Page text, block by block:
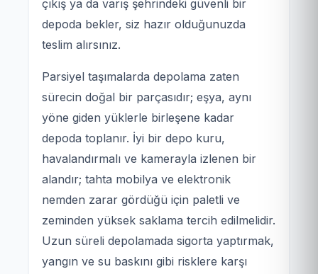
çıkış ya da varış şehrindeki güvenli bir
depoda bekler, siz hazır olduğunuzda
teslim alırsınız.
Parsiyel taşımalarda depolama zaten
sürecin doğal bir parçasıdır; eşya, aynı
yöne giden yüklerle birleşene kadar
depoda toplanır. İyi bir depo kuru,
havalandırmalı ve kamerayla izlenen bir
alandır; tahta mobilya ve elektronik
nemden zarar gördüğü için paletli ve
zeminden yüksek saklama tercih edilmelidir.
Uzun süreli depolamada sigorta yaptırmak,
yangın ve su baskını gibi risklere karşı